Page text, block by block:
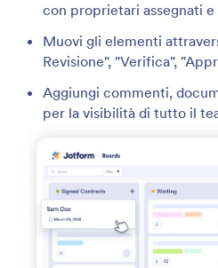
con proprietari assegnati e
Muovi gli elementi
Revisione", "Verifica",
Aggiungi commenti,
per la visibilità di tutto il